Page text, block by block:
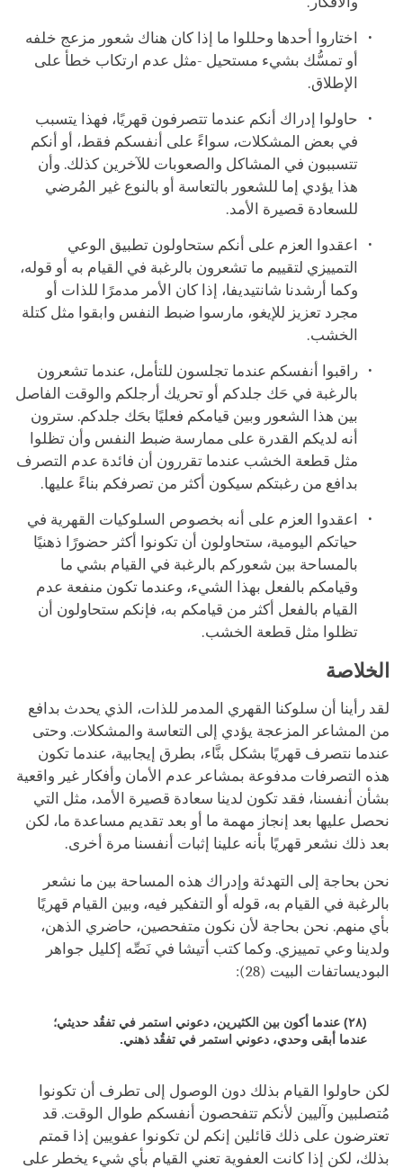
اختاروا أحدها وحللوا ما إذا كان هناك شعور مزعج خلفه
أو تمسُّك بشيء مستحيل -مثل عدم ارتكاب خطأ على
الإطلاق.
حاولوا إدراك أنكم عندما تتصرفون قهريًا، فهذا يتسبب
في بعض المشكلات، سواءً على أنفسكم فقط، أو أنكم
تتسببون في المشاكل والصعوبات للآخرين كذلك. وأن
هذا يؤدي إما للشعور بالتعاسة أو بالنوع غير المُرضي
للسعادة قصيرة الأمد.
اعقدوا العزم على أنكم ستحاولون تطبيق الوعي
التمييزي لتقييم ما تشعرون بالرغبة في القيام به أو قوله،
وكما أرشدنا شانتيديفا، إذا كان الأمر مدمرًا للذات أو
مجرد تعزيز للإيغو، مارسوا ضبط النفس وابقوا مثل كتلة
الخشب.
راقبوا أنفسكم عندما تجلسون للتأمل، عندما تشعرون
بالرغبة في حَك جلدكم أو تحريك أرجلكم والوقت الفاصل
بين هذا الشعور وبين قيامكم فعليًا بحَك جلدكم. سترون
أنه لديكم القدرة على ممارسة ضبط النفس وأن تظلوا
مثل قطعة الخشب عندما تقررون أن فائدة عدم التصرف
بدافع من رغبتكم سيكون أكثر من تصرفكم بناءً عليها.
اعقدوا العزم على أنه بخصوص السلوكيات القهرية في
حياتكم اليومية، ستحاولون أن تكونوا أكثر حضورًا ذهنيًا
بالمساحة بين شعوركم بالرغبة في القيام بشي ما
وقيامكم بالفعل بهذا الشيء، وعندما تكون منفعة عدم
القيام بالفعل أكثر من قيامكم به، فإنكم ستحاولون أن
تظلوا مثل قطعة الخشب.
الخلاصة
لقد رأينا أن سلوكنا القهري المدمر للذات، الذي يحدث بدافع
من المشاعر المزعجة يؤدي إلى التعاسة والمشكلات. وحتى
عندما نتصرف قهريًا بشكل بنَّاء، بطرق إيجابية، عندما تكون
هذه التصرفات مدفوعة بمشاعر عدم الأمان وأفكار غير واقعية
بشأن أنفسنا، فقد تكون لدينا سعادة قصيرة الأمد، مثل التي
نحصل عليها بعد إنجاز مهمة ما أو بعد تقديم مساعدة ما، لكن
بعد ذلك نشعر قهريًا بأنه علينا إثبات أنفسنا مرة أخرى.
نحن بحاجة إلى التهدئة وإدراك هذه المساحة بين ما نشعر
بالرغبة في القيام به، قوله أو التفكير فيه، وبين القيام قهريًا
بأي منهم. نحن بحاجة لأن نكون متفحصين، حاضري الذهن،
ولدينا وعي تمييزي. وكما كتب أتيشا في نَصِّه إكليل جواهر
البوديساتفات البيت (28):
(٢٨) عندما أكون بين الكثيرين، دعوني استمر في تفقُد حديثي؛
عندما أبقى وحدي، دعوني استمر في تفقُد ذهني.
لكن حاولوا القيام بذلك دون الوصول إلى تطرف أن تكونوا
مُتصلبين وآليين لأنكم تتفحصون أنفسكم طوال الوقت. قد
تعترضون على ذلك قائلين إنكم لن تكونوا عفويين إذا قمتم
بذلك، لكن إذا كانت العفوية تعني القيام بأي شيء يخطر على